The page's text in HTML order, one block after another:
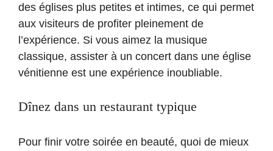
des églises plus petites et intimes, ce qui permet
aux visiteurs de profiter pleinement de
l’expérience. Si vous aimez la musique
classique, assister à un concert dans une église
vénitienne est une expérience inoubliable.
Dînez dans un restaurant typique
Pour finir votre soirée en beauté, quoi de mieux